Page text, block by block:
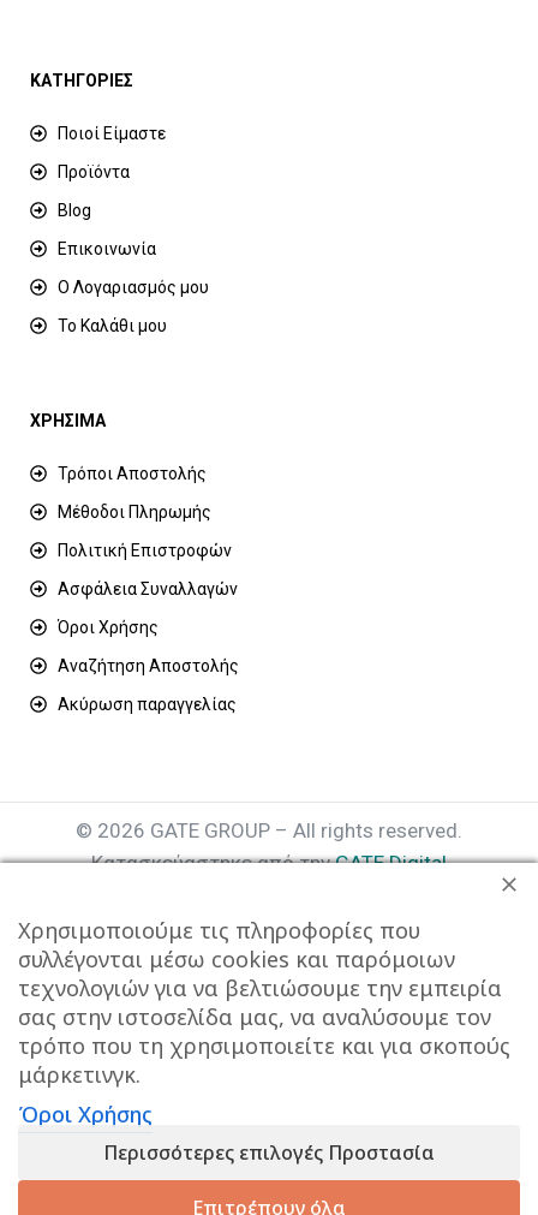
ΚΑΤΗΓΟΡΙΕΣ
Ποιοί Είμαστε
Προϊόντα
Blog
Επικοινωνία
Ο Λογαριασμός μου
Το Καλάθι μου
ΧΡΗΣΙΜΑ
Τρόποι Αποστολής
Μέθοδοι Πληρωμής
Πολιτική Επιστροφών
Ασφάλεια Συναλλαγών
Όροι Χρήσης
Αναζήτηση Αποστολής
Ακύρωση παραγγελίας
© 2026 GATE GROUP – All rights reserved.
Κατασκεύαστηκε από τηνGATE Digital
Αριθμός Γ.Ε.ΜΗ. : 077935642000
χρησιμοποιεί το Google Analytics για τη συλλογή μη-
προσωπικών δεδομένων με σκοπό τη βελτίωση της
Χρησιμοποιούμε τις πληροφορίες που
συλλέγονται μέσω cookies και παρόμοιων
τεχνολογιών για να βελτιώσουμε την εμπειρία
σας στην ιστοσελίδα μας, να αναλύσουμε τον
τρόπο που τη χρησιμοποιείτε και για σκοπούς
μάρκετινγκ.
Όροι Χρήσης
Περισσότερες επιλογές Προστασία
Επιτρέπουν όλα